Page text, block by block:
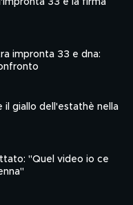
33 è la firma
impronta 33 e dna:
il giallo dell'estathè nella
"Quel video io ce